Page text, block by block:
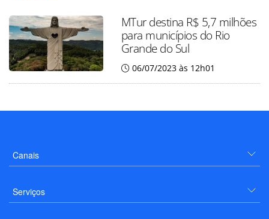
MTur destina R$ 5,7 milhões
para municípios do Rio
Grande do Sul
06/07/2023 às 12h01
Canais
Serviços